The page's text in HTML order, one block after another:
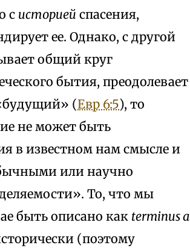
с историей спасения,
ее. Однако, с другой
общий круг
бытия, преодолевает
(Евр 6:5), то
не может быть
в известном нам смысле и
или научно
То, что мы
быть описано как terminus a
(поэтому